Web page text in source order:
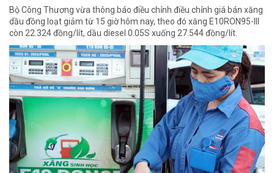
Bộ Công Thương vừa thông báo điều chỉnh điều chỉnh giá bán xăng
dầu đồng loạt giảm từ 15 giờ hôm nay, theo đó xăng E10RON95-III
còn 22.324 đồng/lít, dầu diesel 0.05S xuống 27.544 đồng/lít.